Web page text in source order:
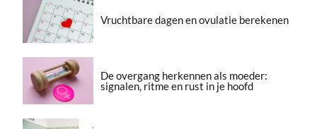
Vruchtbare dagen en ovulatie berekenen
De overgang herkennen als moeder:
signalen, ritme en rust in je hoofd